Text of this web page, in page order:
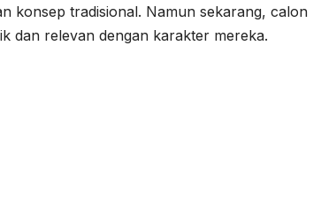
konsep tradisional. Namun sekarang, calon
dan relevan dengan karakter mereka.